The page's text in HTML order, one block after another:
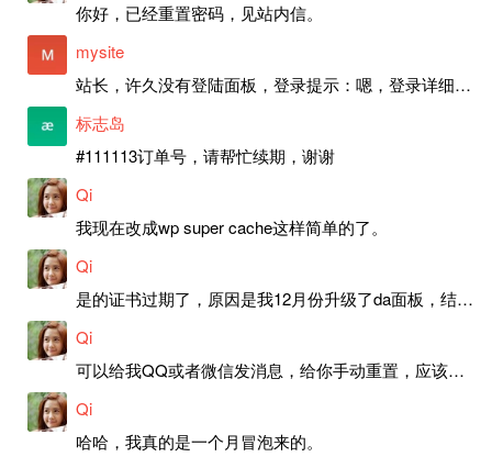
你好，已经重置密码，见站内信。
mysite
站长，许久没有登陆面板，登录提示：嗯，登录详细信息似乎不正确。请重试。 网站还可以正常使用。如果是密码问题请帮忙重置一下密码。谢谢。订单号：97790，账号：aa20210950。 站长，提交了工单，你回复续期成功，不过我的问题是面部登陆信息有问题，一直是初始密码，现在无法登陆，有时间麻烦排查一下。
标志岛
#111113订单号，请帮忙续期，谢谢
Qi
我现在改成wp super cache这样简单的了。
Qi
是的证书过期了，原因是我12月份升级了da面板，结果后台证书就不更新了，目前还在排查问题。切换PHP版本现在没有了，因为DA新版不支持。
Qi
可以给我QQ或者微信发消息，给你手动重置，应该是服务器插件有问题了，这个wp的主题太老了，导致现在好多的问题，网站的签到功能也是因为这个原因导致的。
Qi
哈哈，我真的是一个月冒泡来的。